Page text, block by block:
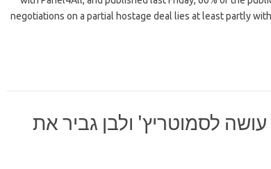
negotiations on a partial hostage deal lies at least partly
לסמוטריץ' ולבן גביר את